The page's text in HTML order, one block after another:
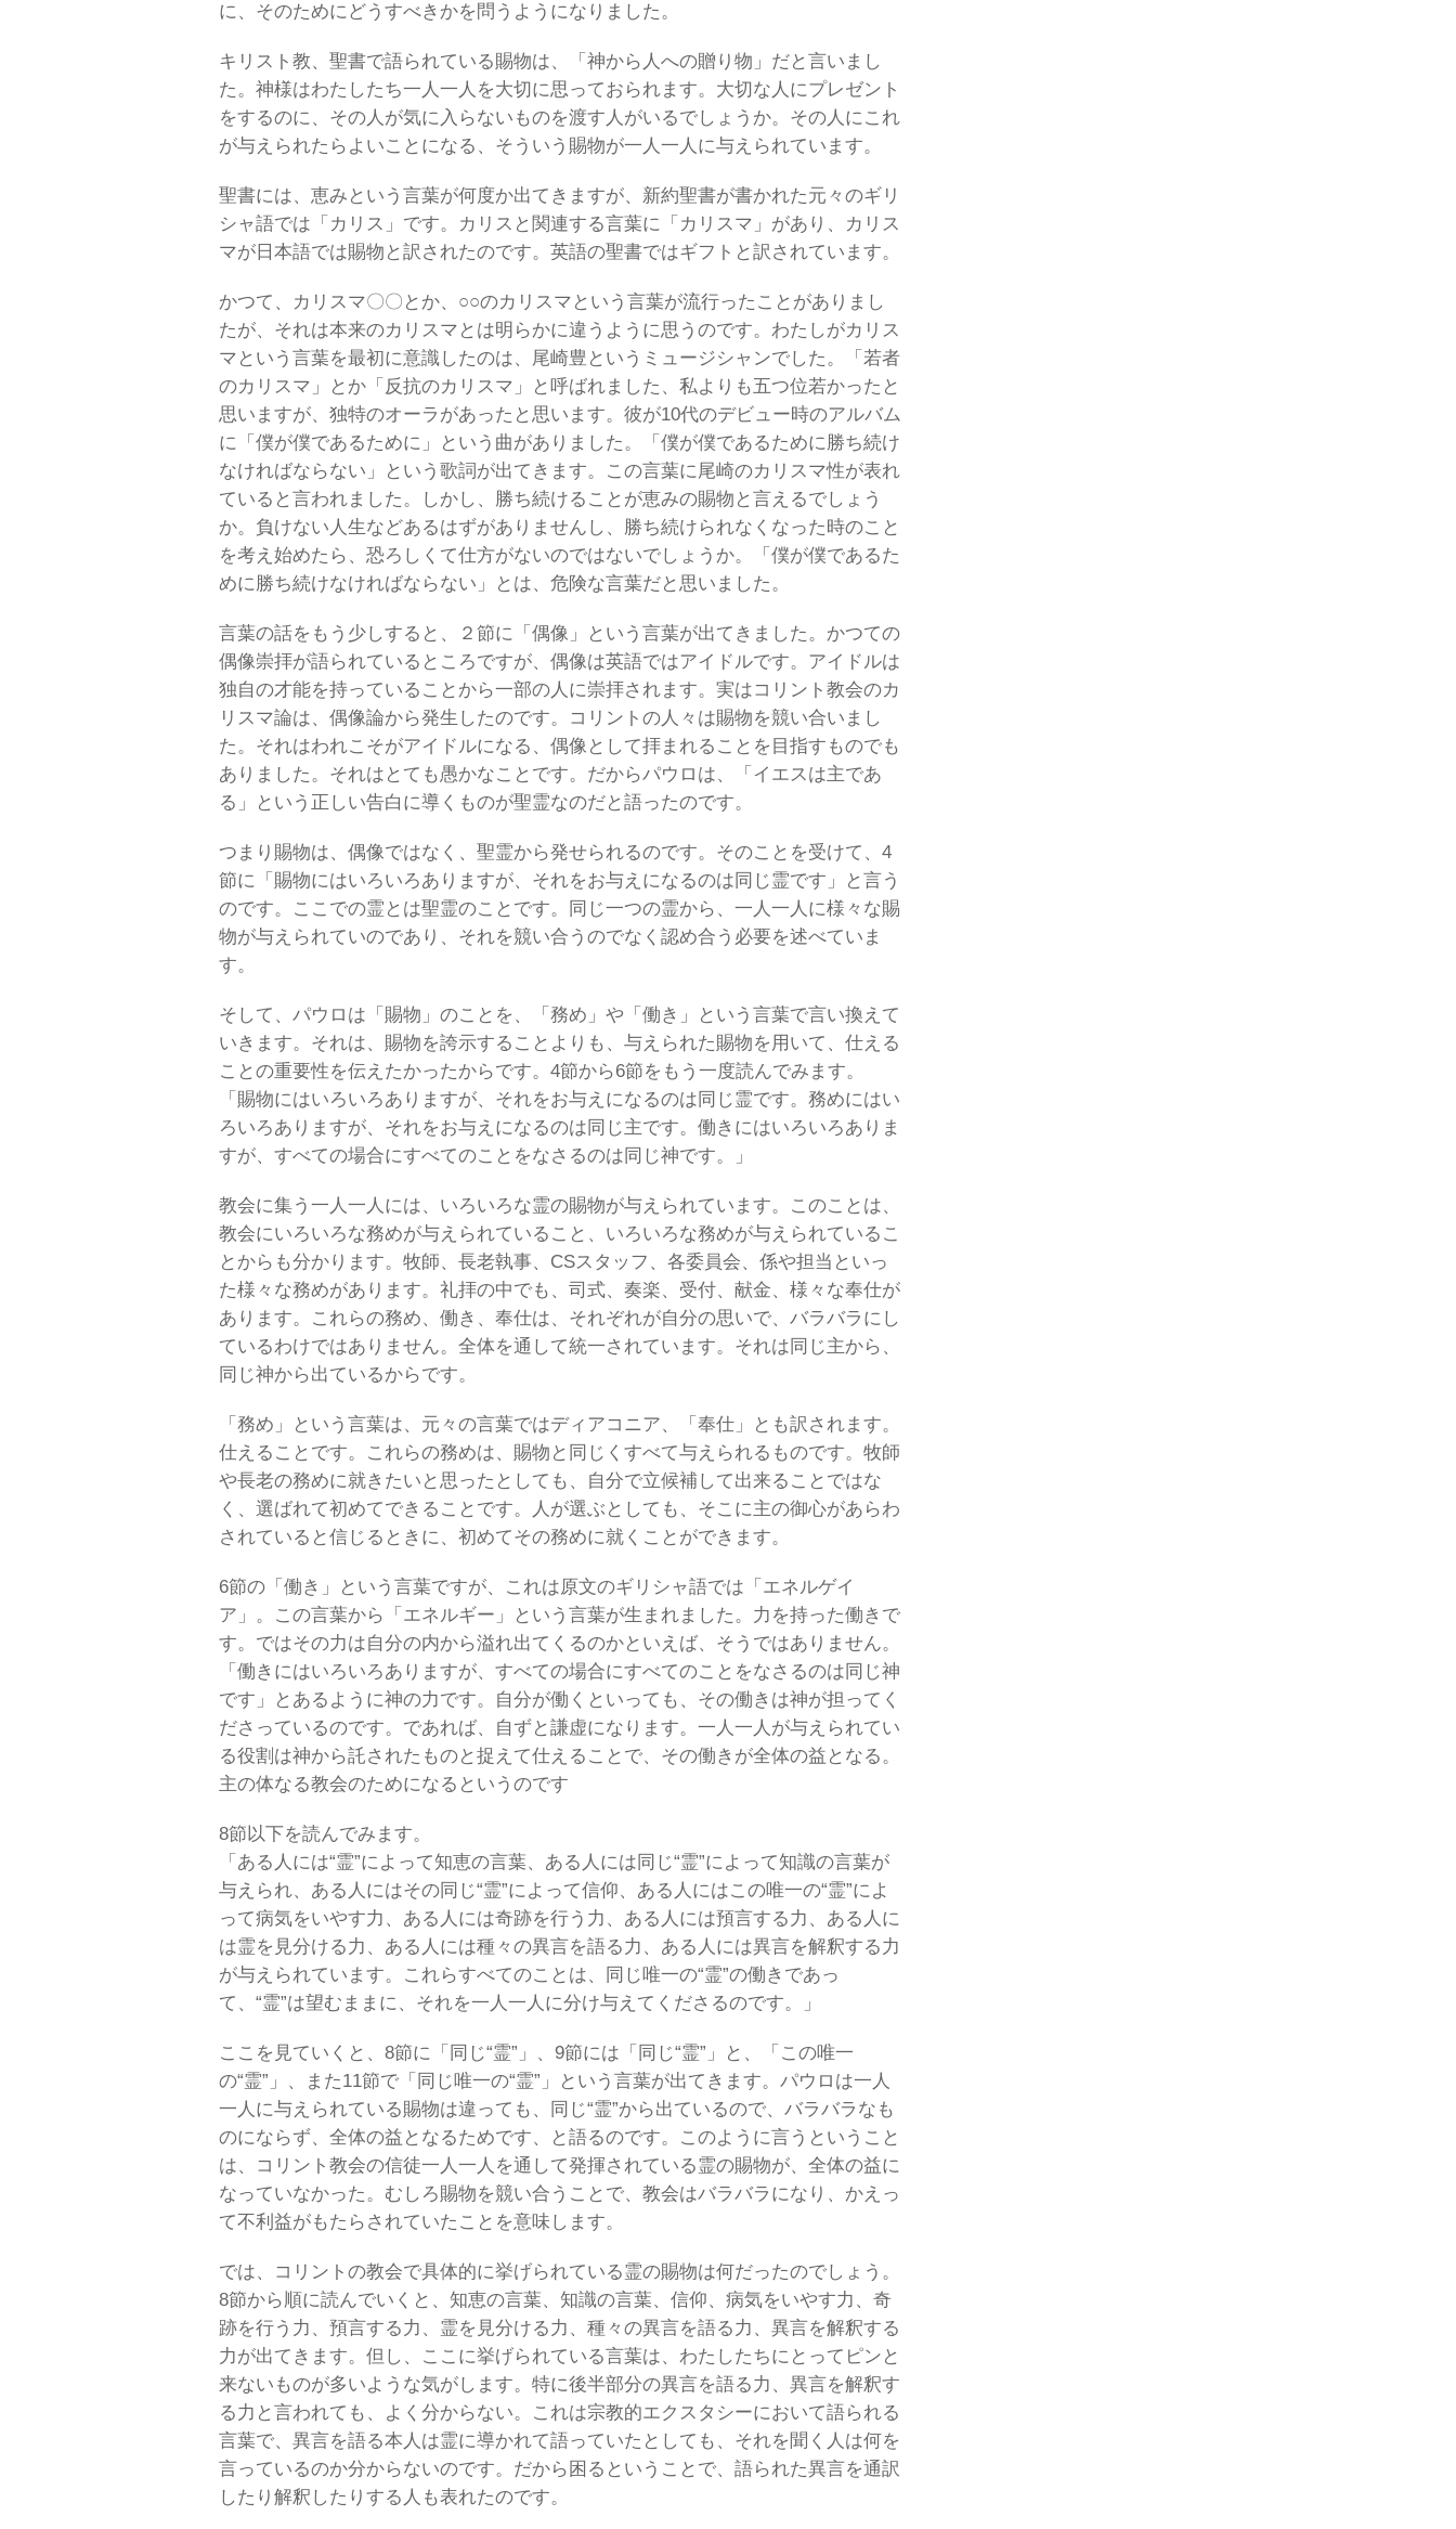
に、そのためにどうすべきかを問うようになりました。
キリスト教、聖書で語られている賜物は、「神から人への贈り物」だと言いまし
た。神様はわたしたち一人一人を大切に思っておられます。大切な人にプレゼント
をするのに、その人が気に入らないものを渡す人がいるでしょうか。その人にこれ
が与えられたらよいことになる、そういう賜物が一人一人に与えられています。
聖書には、恵みという言葉が何度か出てきますが、新約聖書が書かれた元々のギリ
シャ語では「カリス」です。カリスと関連する言葉に「カリスマ」があり、カリス
マが日本語では賜物と訳されたのです。英語の聖書ではギフトと訳されています。
かつて、カリスマ〇〇とか、○○のカリスマという言葉が流行ったことがありまし
たが、それは本来のカリスマとは明らかに違うように思うのです。わたしがカリス
マという言葉を最初に意識したのは、尾崎豊というミュージシャンでした。「若者
のカリスマ」とか「反抗のカリスマ」と呼ばれました、私よりも五つ位若かったと
思いますが、独特のオーラがあったと思います。彼が10代のデビュー時のアルバム
に「僕が僕であるために」という曲がありました。「僕が僕であるために勝ち続け
なければならない」という歌詞が出てきます。この言葉に尾崎のカリスマ性が表れ
ていると言われました。しかし、勝ち続けることが恵みの賜物と言えるでしょう
か。負けない人生などあるはずがありませんし、勝ち続けられなくなった時のこと
を考え始めたら、恐ろしくて仕方がないのではないでしょうか。「僕が僕であるた
めに勝ち続けなければならない」とは、危険な言葉だと思いました。
言葉の話をもう少しすると、２節に「偶像」という言葉が出てきました。かつての
偶像崇拝が語られているところですが、偶像は英語ではアイドルです。アイドルは
独自の才能を持っていることから一部の人に崇拝されます。実はコリント教会のカ
リスマ論は、偶像論から発生したのです。コリントの人々は賜物を競い合いまし
た。それはわれこそがアイドルになる、偶像として拝まれることを目指すものでも
ありました。それはとても愚かなことです。だからパウロは、「イエスは主であ
る」という正しい告白に導くものが聖霊なのだと語ったのです。
つまり賜物は、偶像ではなく、聖霊から発せられるのです。そのことを受けて、4
節に「賜物にはいろいろありますが、それをお与えになるのは同じ霊です」と言う
のです。ここでの霊とは聖霊のことです。同じ一つの霊から、一人一人に様々な賜
物が与えられていのであり、それを競い合うのでなく認め合う必要を述べていま
す。
そして、パウロは「賜物」のことを、「務め」や「働き」という言葉で言い換えて
いきます。それは、賜物を誇示することよりも、与えられた賜物を用いて、仕える
ことの重要性を伝えたかったからです。4節から6節をもう一度読んでみます。
「賜物にはいろいろありますが、それをお与えになるのは同じ霊です。務めにはい
ろいろありますが、それをお与えになるのは同じ主です。働きにはいろいろありま
すが、すべての場合にすべてのことをなさるのは同じ神です。」
教会に集う一人一人には、いろいろな霊の賜物が与えられています。このことは、
教会にいろいろな務めが与えられていること、いろいろな務めが与えられているこ
とからも分かります。牧師、長老執事、CSスタッフ、各委員会、係や担当といっ
た様々な務めがあります。礼拝の中でも、司式、奏楽、受付、献金、様々な奉仕が
あります。これらの務め、働き、奉仕は、それぞれが自分の思いで、バラバラにし
ているわけではありません。全体を通して統一されています。それは同じ主から、
同じ神から出ているからです。
「務め」という言葉は、元々の言葉ではディアコニア、「奉仕」とも訳されます。
仕えることです。これらの務めは、賜物と同じくすべて与えられるものです。牧師
や長老の務めに就きたいと思ったとしても、自分で立候補して出来ることではな
く、選ばれて初めてできることです。人が選ぶとしても、そこに主の御心があらわ
されていると信じるときに、初めてその務めに就くことができます。
6節の「働き」という言葉ですが、これは原文のギリシャ語では「エネルゲイ
ア」。この言葉から「エネルギー」という言葉が生まれました。力を持った働きで
す。ではその力は自分の内から溢れ出てくるのかといえば、そうではありません。
「働きにはいろいろありますが、すべての場合にすべてのことをなさるのは同じ神
です」とあるように神の力です。自分が働くといっても、その働きは神が担ってく
ださっているのです。であれば、自ずと謙虚になります。一人一人が与えられてい
る役割は神から託されたものと捉えて仕えることで、その働きが全体の益となる。
主の体なる教会のためになるというのです
8節以下を読んでみます。
「ある人には“霊”によって知恵の言葉、ある人には同じ“霊”によって知識の言葉が
与えられ、ある人にはその同じ“霊”によって信仰、ある人にはこの唯一の“霊”によ
って病気をいやす力、ある人には奇跡を行う力、ある人には預言する力、ある人に
は霊を見分ける力、ある人には種々の異言を語る力、ある人には異言を解釈する力
が与えられています。これらすべてのことは、同じ唯一の“霊”の働きであっ
て、“霊”は望むままに、それを一人一人に分け与えてくださるのです。」
ここを見ていくと、8節に「同じ“霊”」、9節には「同じ“霊”」と、「この唯一
の“霊”」、また11節で「同じ唯一の“霊”」という言葉が出てきます。パウロは一人
一人に与えられている賜物は違っても、同じ“霊”から出ているので、バラバラなも
のにならず、全体の益となるためです、と語るのです。このように言うということ
は、コリント教会の信徒一人一人を通して発揮されている霊の賜物が、全体の益に
なっていなかった。むしろ賜物を競い合うことで、教会はバラバラになり、かえっ
て不利益がもたらされていたことを意味します。
では、コリントの教会で具体的に挙げられている霊の賜物は何だったのでしょう。
8節から順に読んでいくと、知恵の言葉、知識の言葉、信仰、病気をいやす力、奇
跡を行う力、預言する力、霊を見分ける力、種々の異言を語る力、異言を解釈する
力が出てきます。但し、ここに挙げられている言葉は、わたしたちにとってピンと
来ないものが多いような気がします。特に後半部分の異言を語る力、異言を解釈す
る力と言われても、よく分からない。これは宗教的エクスタシーにおいて語られる
言葉で、異言を語る本人は霊に導かれて語っていたとしても、それを聞く人は何を
言っているのか分からないのです。だから困るということで、語られた異言を通訳
したり解釈したりする人も表れたのです。